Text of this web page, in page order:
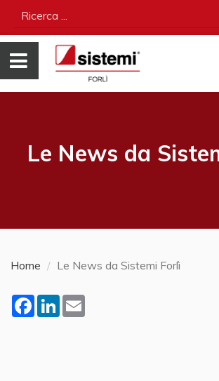
Le News da
Home Le News da Sistemi Forlì
Facebook
LinkedIn